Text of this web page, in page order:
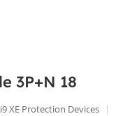
3P+N 18
XE Protection Devices